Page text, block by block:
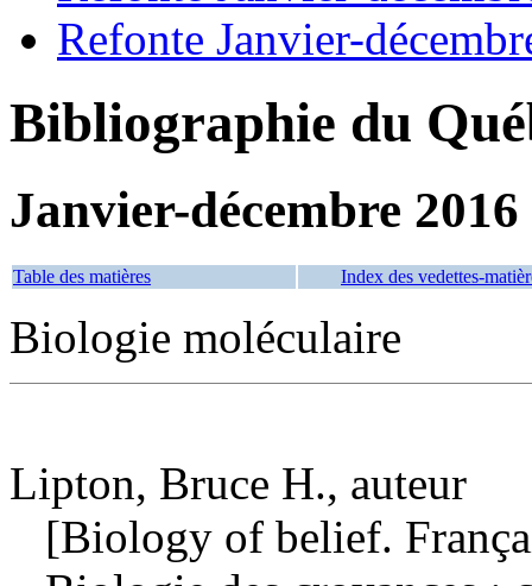
Refonte Janvier-
Bibliographie du
Janvier-décembre 2016
Table des matières Index des vedettes-
Biologie moléculaire
Lipton, Bruce H., auteur
[Biology of belief.